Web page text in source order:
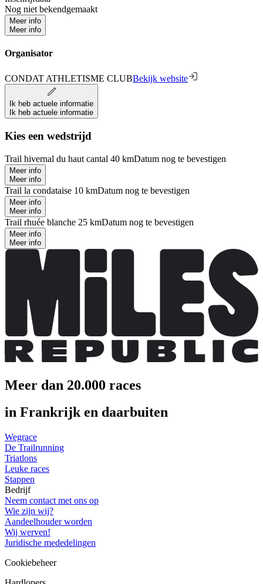
Nog niet bekendgemaakt
Meer info
Meer info
Organisator
CONDAT ATHLETISME CLUBBekijk website
Ik heb actuele informatie
Ik heb actuele informatie
Kies een wedstrijd
Trail hivernal du haut cantal 40 kmDatum nog te bevestigen
Meer info
Meer info
Trail la condataise 10 kmDatum nog te bevestigen
Meer info
Meer info
Trail rhuée blanche 25 kmDatum nog te bevestigen
Meer info
Meer info
Meer dan 20.000 races
in Frankrijk en daarbuiten
Wegrace
De Trailrunning
Triatlons
Leuke races
Stappen
Bedrijf
Neem contact met ons op
Wie zijn wij?
Aandeelhouder worden
Wij werven!
Juridische mededelingen
Cookiebeheer